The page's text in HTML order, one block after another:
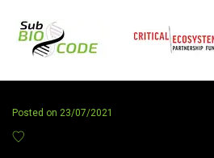
Posted on 23/07/2021